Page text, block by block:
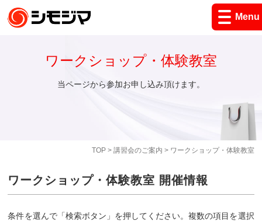
Menu
TOP> 講習会のご案内 > ワークショップ・体験教室
ワークショップ・体験教室
当ページから参加お申し込み頂けます。
ワークショップ・体験教室 開催情報
条件を選んで「検索ボタン」を押してください。複数の項目を選択